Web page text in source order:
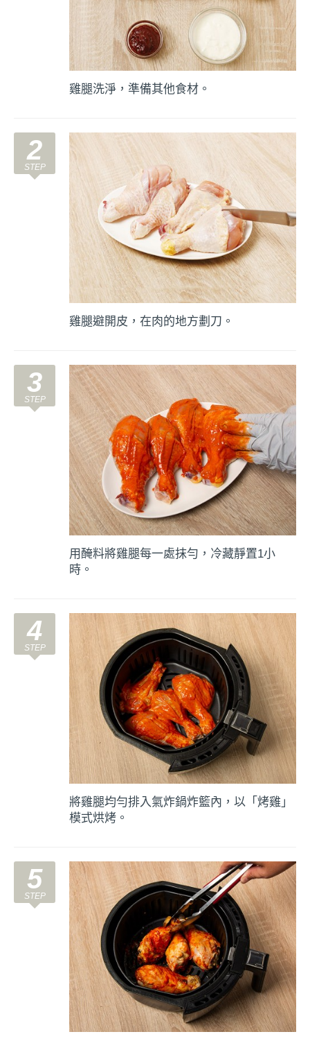
雞腿洗淨，準備其他食材。
2
雞腿避開皮，在肉的地方劃刀。
3
用醃料將雞腿每一處抹勻，冷藏靜置1小
時。
4
將雞腿均勻排入氣炸鍋炸籃內，以「烤雞」
模式烘烤。
5